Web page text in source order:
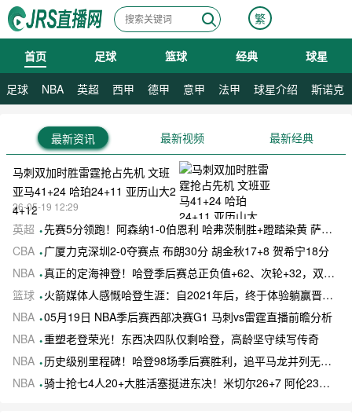
繁
首页 足球 篮球 经典 球星
足球 NBA 英超 西甲 德甲 意甲 法甲 球星介绍 斯诺克
最新资讯 最新视频 最新经典
马刺双加时胜雷霆抢占先机 文班
亚马41+24 哈珀24+11 亚历山大2
4+12
26-05-19 12:29
英超
先赛5分领跑！阿森纳1-0伯恩利 哈弗茨制胜+蹬踏染黄 萨卡献助攻
CBA
广厦力克深圳2-0夺赛点 布朗30分 胡金秋17+8 贺希宁18分
NBA 真正的定海神登！哈登季后赛总正负值+62、次轮+32，双数据领跑骑士全队
篮球
火箭媒体人感慨哈登生涯：自2021年后，终于体验躺赢晋级滋味
NBA 05月19日 NBA季后赛西部决赛G1 马刺vs雷霆直播前瞻分析
NBA 重塑老登荣光！东西决四队仅剩哈登，高龄坚守续写传奇
NBA
历史级别里程碑！哈登98场季后赛胜利，追平马龙并列无冠球员历史第一
NBA 骑士抢七4人20+大胜活塞挺进东决！米切尔26+7 阿伦23分 梅里尔23分 詹金斯17分
08月08日 星期六